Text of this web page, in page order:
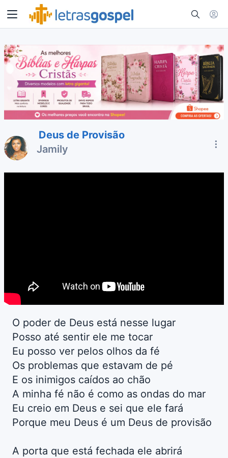
Deus de Provisão
Jamily
O poder de Deus está nesse lugar
Posso até sentir ele me tocar
Eu posso ver pelos olhos da fé
Os problemas que estavam de pé
E os inimigos caídos ao chão
A minha fé não é como as ondas do mar
Eu creio em Deus e sei que ele fará
Porque meu Deus é um Deus de provisão
A porta que está fechada ele abrirá